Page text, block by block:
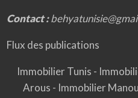
Contact :
Flux des publications
Immobilier Tunis -
Arous - Immobilier